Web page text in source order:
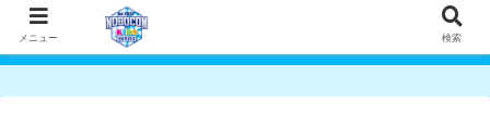
メニュー 検索